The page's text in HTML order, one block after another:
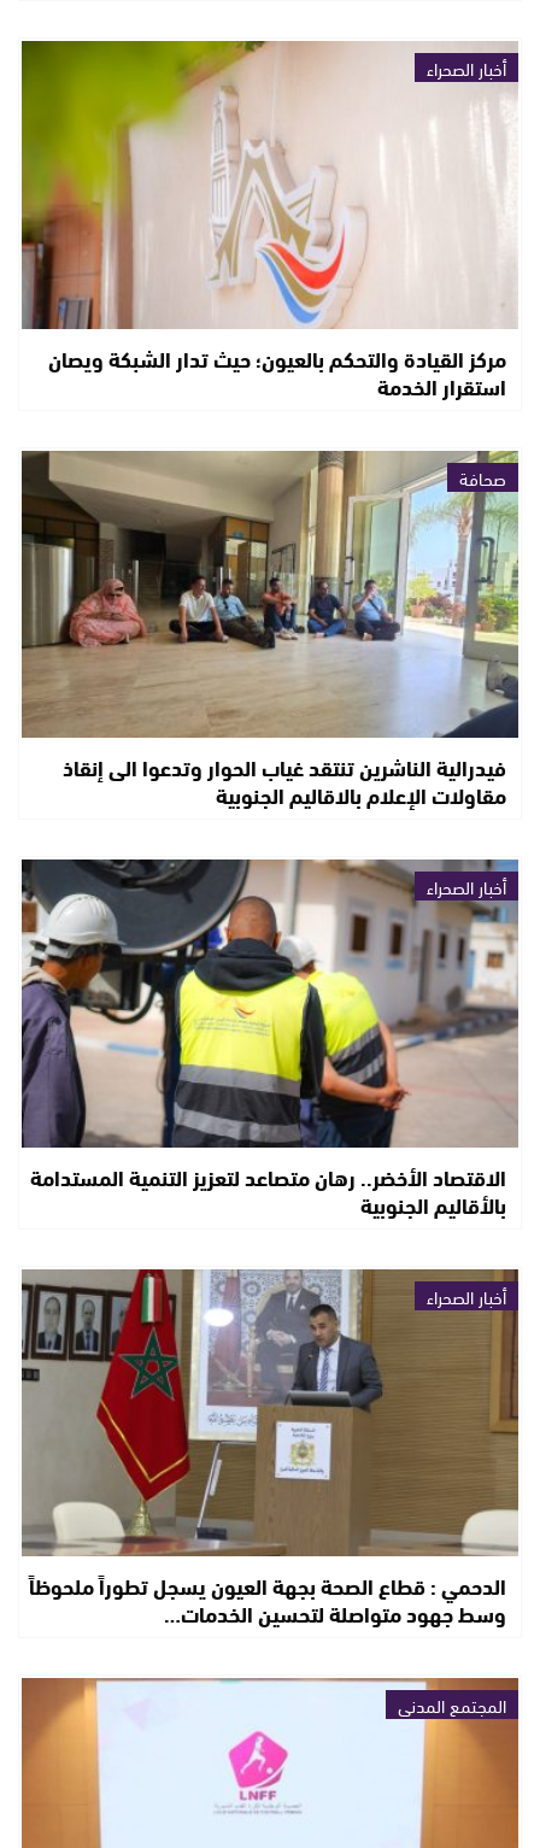
أخبار الصحراء
مركز القيادة والتحكم بالعيون؛ حيث تدار الشبكة ويصان
استقرار الخدمة
صحافة
فيدرالية الناشرين تنتقد غياب الحوار وتدعوا الى إنقاذ
مقاولات الإعلام بالاقاليم الجنوبية
أخبار الصحراء
الاقتصاد الأخضر.. رهان متصاعد لتعزيز التنمية المستدامة
بالأقاليم الجنوبية
أخبار الصحراء
الدحمي : قطاع الصحة بجهة العيون يسجل تطوراً ملحوظاً
وسط جهود متواصلة لتحسين الخدمات…
المجتمع المدني